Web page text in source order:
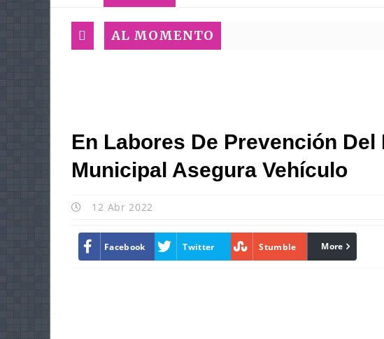
AL MOMENTO
En Labores De Prevención
Municipal Asegura Vehículo
12 Abr 2022
Facebook Twitter Stumble linkedin
More